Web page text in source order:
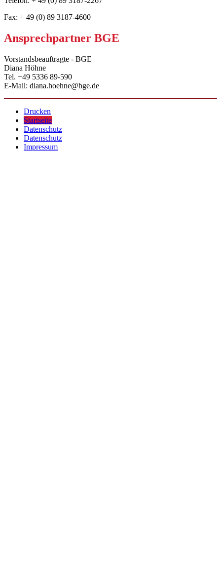
Fax: + 49 (0) 89 3187-4600
Ansprechpartner BGE
Vorstandsbeauftragte - BGE
Diana Höhne
Tel. +49 5336 89-590
E-Mail: diana.hoehne@bge.de
Drucken
Startseite
Datenschutz
Datenschutz
Impressum